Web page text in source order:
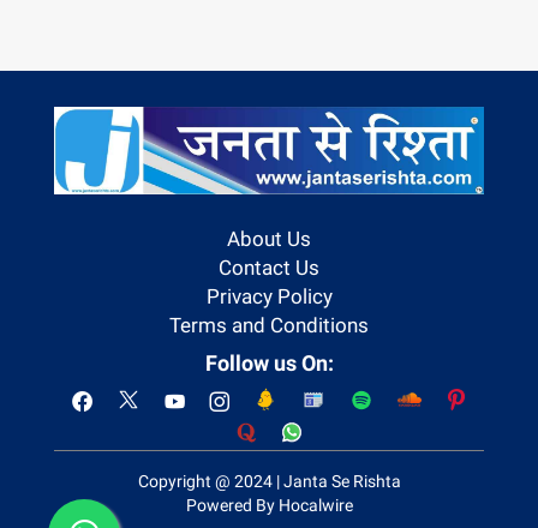
About Us
Contact Us
Privacy Policy
Terms and Conditions
Follow us On:
Copyright @ 2024 | Janta Se Rishta
Powered By Hocalwire